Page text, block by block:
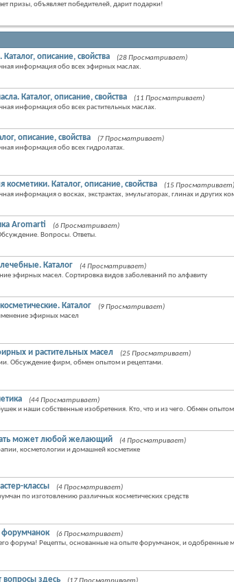
призы, объявляет победителей, дарит подарки!
описание, свойства
(28 Просматривает)
информация обо всех эфирных маслах.
Каталог, описание, свойства
(11 Просматривает)
информация обо всех растительных маслах.
описание, свойства
(7 Просматривает)
информация обо всех гидролатах.
Каталог, описание, свойства
(15 Просматривает)
информация о восках, экстрактах, эмульгаторах, глинах и других
Aromarti
(6 Просматривает)
Вопросы. Ответы.
Каталог
(4 Просматривает)
эфирных масел. Сортировка видов заболеваний по алфавиту
Каталог
(9 Просматривает)
эфирных масел
и растительных масел
(25 Просматривает)
Обсуждение фирм, обмен опытом и рецептами.
(44 Просматривает)
и наши собственные изобретения. Кто, что и из чего. Обмен
может любой желающий
(4 Просматривает)
косметологии и домашней косметике
классы
(4 Просматривает)
по изготовлению различных косметических средств
(6 Просматривает)
форума! Рецепты, основанные на опыте форумчанок, и одобренные
вопросы здесь